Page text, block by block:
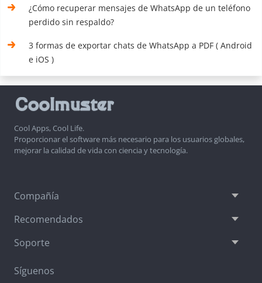
¿Cómo recuperar mensajes de WhatsApp de un teléfono
perdido sin respaldo?
3 formas de exportar chats de WhatsApp a PDF ( Android
e iOS )
Cool Apps, Cool Life.
Proporcionar el software más necesario para los usuarios globales,
mejorar la calidad de vida con ciencia y tecnología.
Compañía
Recomendados
Soporte
Síguenos